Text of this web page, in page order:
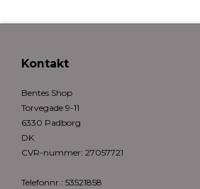
Kontakt
Bentes Shop
Torvegade 9-11
6330 Padborg
DK
CVR-nummer: 27057721
Telefonnr. : 53521858